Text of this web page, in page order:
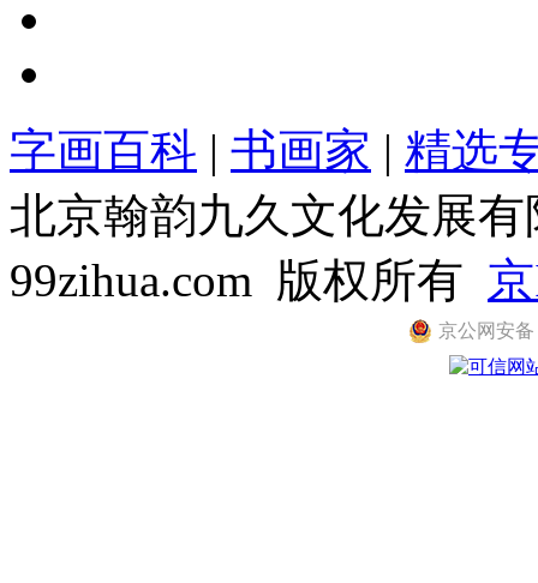
字画百科 | 书画家 | 精选
北京翰韵九久文化发展
99zihua.com 版权所有
京公网安备